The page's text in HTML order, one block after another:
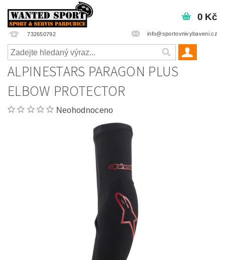
732650792 info@sportovnivybaveni.cz
0 Kč
ALPINESTARS PARAGON PLUS
ELBOW PROTECTOR
Neohodnoceno